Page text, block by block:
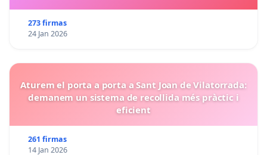
273 firmas
24 Jan 2026
Aturem el porta a porta a Sant Joan de Vilatorrada:
demanem un sistema de recollida més pràctic i
eficient
261 firmas
14 Jan 2026